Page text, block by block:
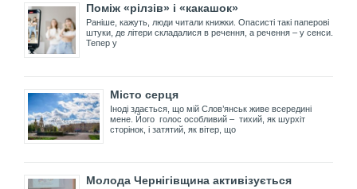
Поміж «рілзів» і «какашок»
Раніше, кажуть, люди читали книжки. Опасисті такі паперові
штуки, де літери складалися в речення, а речення – у сенси.
Тепер у
Місто серця
Іноді здається, що мій Слов’янськ живе всередині
мене. Його голос особливий – тихий, як шурхіт
сторінок, і затятий, як вітер, що
Молода Чернігівщина активізується